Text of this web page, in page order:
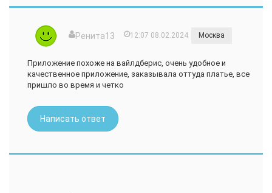
Ренита13 12:07 08.02.2024 Москва
Приложение похоже на вайлдберис, очень удобное и
качественное приложение, заказывала оттуда платье, все
пришло во время и четко
Написать ответ